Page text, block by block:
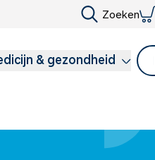
Zoeken
& gezondheid